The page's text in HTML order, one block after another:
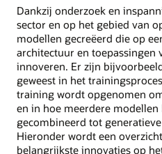
Dankzij onderzoek en
sector en op het gebied van
modellen gecreëerd die op
architectuur en toepassingen
innoveren. Er zijn
geweest in het
training wordt opgenomen
en in hoe meerdere
gecombineerd tot
Hieronder wordt een
belangrijkste innovaties op